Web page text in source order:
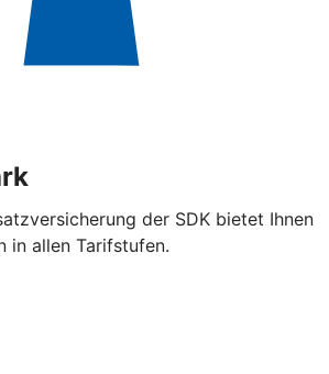
der SDK bietet Ihnen
in allen Tarifstufen.